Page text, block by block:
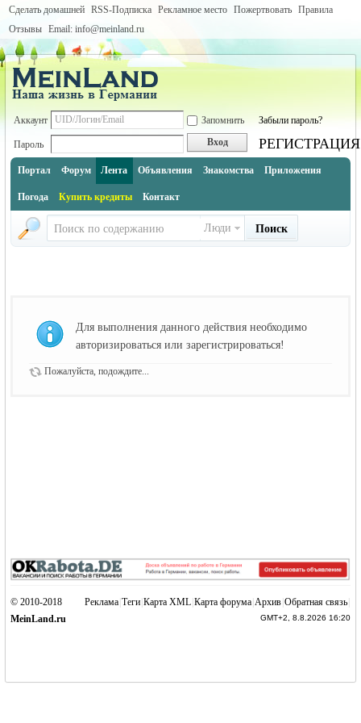
Сделать домашней RSS-Подписка Рекламное место Пожертвовать Правила
Отзывы Email: info@meinland.ru
Аккаунт Запомнить Забыли пароль?
Пароль Вход РЕГИСТРАЦИЯ
Портал Форум Лента Объявления Знакомства Приложения
Погода Купить кредиты Контакт
Люди Поиск
Для выполнения данного действия необходимо
авторизироваться или зарегистрироваться!
Пожалуйста, подождите...
Реклама Теги Карта XML Карта форума Архив Обратная связь
GMT+2, 8.8.2026 16:20
© 2010-2018
MeinLand.ru